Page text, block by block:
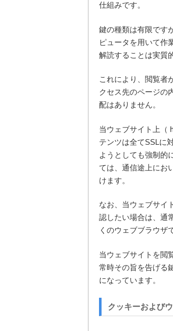
仕組みです。
鍵の種類は有限です
ピュータを用いて作
解読することは実質
これにより、閲覧者
クセス先のページの
配はありません。
当ウェブサイト上（
テンツは全てSSLに
ようとしても強制的
ては、通信途上にお
けます。
なお、当ウェブサイ
認したい場合は、通
くのウェブブラウザ
当ウェブサイトを閲
常時その旨を告げる
になっています。
クッキーおよび